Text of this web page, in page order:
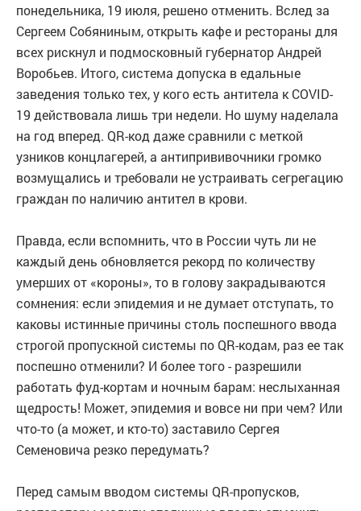
понедельника, 19 июля, решено отменить. Вслед за
Сергеем Собяниным, открыть кафе и рестораны для
всех рискнул и подмосковный губернатор Андрей
Воробьев. Итого, система допуска в едальные
заведения только тех, у кого есть антитела к COVID-
19 действовала лишь три недели. Но шуму наделала
на год вперед. QR-код даже сравнили с меткой
узников концлагерей, а антипрививочники громко
возмущались и требовали не устраивать сегрегацию
граждан по наличию антител в крови.
Правда, если вспомнить, что в России чуть ли не
каждый день обновляется рекорд по количеству
умерших от «короны», то в голову закрадываются
сомнения: если эпидемия и не думает отступать, то
каковы истинные причины столь поспешного ввода
строгой пропускной системы по QR-кодам, раз ее так
поспешно отменили? И более того - разрешили
работать фуд-кортам и ночным барам: неслыханная
щедрость! Может, эпидемия и вовсе ни при чем? Или
что-то (а может, и кто-то) заставило Сергея
Семеновича резко передумать?
Перед самым вводом системы QR-пропусков,